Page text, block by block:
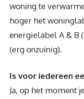
woning te
hoger het
energielabel A & B
(erg onzuinig).
Is voor iedereen
Ja, op het moment